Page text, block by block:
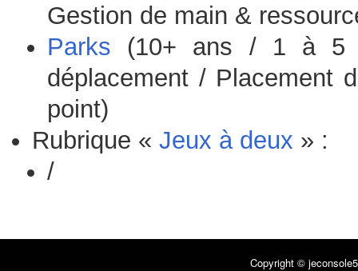
Gestion de main &
Parks (10+ ans / 1 à 5
déplacement / Placement
point)
Rubrique « Jeux à deux » :
/
Copyright ©